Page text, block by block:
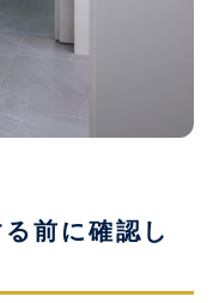
前に確認し